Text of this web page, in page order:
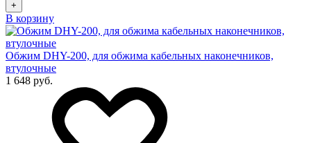
+
В корзину
Обжим DHY-200, для обжима кабельных наконечников,
втулочные
1 648 руб.